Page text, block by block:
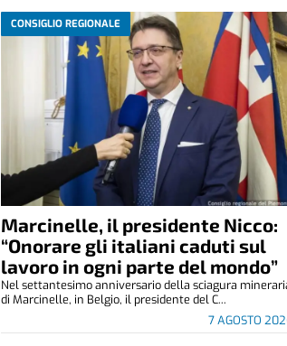
CONSIGLIO REGIONALE
Marcinelle, il presidente Nicco:
“Onorare gli italiani caduti sul
lavoro in ogni parte del mondo”
7 AGOSTO
Nel settantesimo anniversario della sciagura
di Marcinelle, in Belgio, il presidente del C...